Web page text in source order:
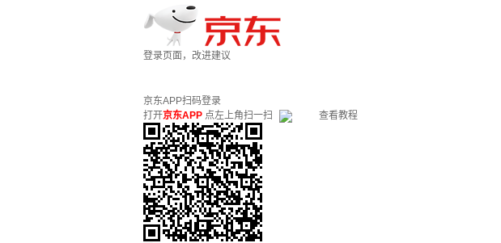
登录页面，改进建议
京东APP扫码登录
打开京东APP 点左上角扫一扫 查看教程